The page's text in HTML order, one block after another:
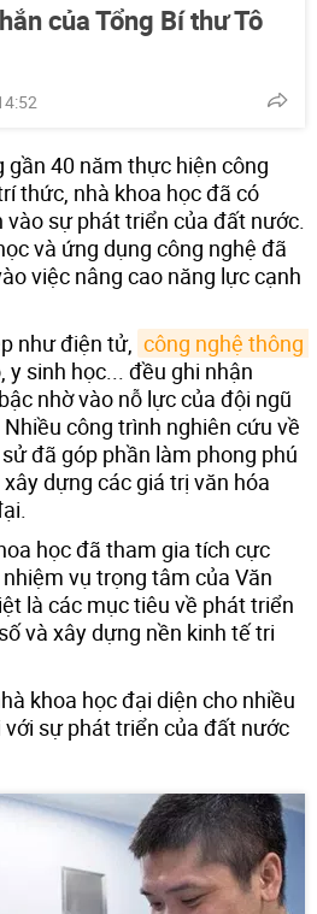
của Tổng Bí thư Tô
40 năm thực hiện công
thức, nhà khoa học đã có
sự phát triển của đất nước.
và ứng dụng công nghệ đã
việc nâng cao năng lực cạnh
như điện tử, công nghệ thông
y sinh học... đều ghi nhận
nhờ vào nỗ lực của đội ngũ
công trình nghiên cứu về
đã góp phần làm phong phú
dựng các giá trị văn hóa
học đã tham gia tích cực
vụ trọng tâm của Văn
là các mục tiêu về phát triển
và xây dựng nền kinh tế tri
khoa học đại diện cho nhiều
sự phát triển của đất nước